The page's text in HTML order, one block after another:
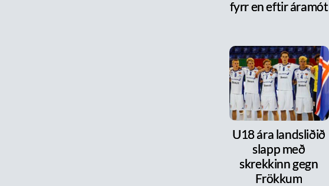
fyrr en eftir áramót
U18 ára landsliðið
slapp með
skrekkinn gegn
Frökkum